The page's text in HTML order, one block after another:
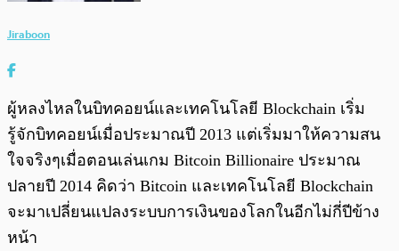
Jiraboon
ผู้หลงไหลในบิทคอยน์และเทคโนโลยี Blockchain เริ่ม
รู้จักบิทคอยน์เมื่อประมาณปี 2013 แต่เริ่มมาให้ความสน
ใจจริงๆเมื่อตอนเล่นเกม Bitcoin Billionaire ประมาณ
ปลายปี 2014 คิดว่า Bitcoin และเทคโนโลยี Blockchain
จะมาเปลี่ยนแปลงระบบการเงินของโลกในอีกไม่กี่ปีข้าง
หน้า